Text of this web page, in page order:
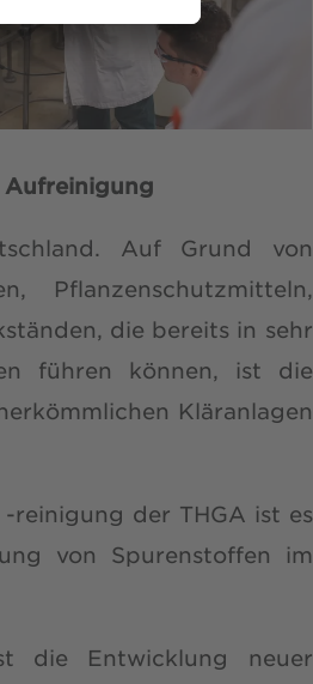
Auf Grund von
Pflanzenschutzmitteln,
die bereits in sehr
führen können, ist die
Kläranlagen
reinigung der THGA ist es
von Spurenstoffen im
die Entwicklung neuer